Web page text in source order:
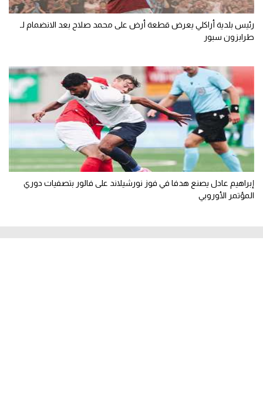
رئيس بلدية أراكلي يعرض قطعة أرض على محمد صلاح بعد الانضمام لـ
طرابزون سبور
إبراهيم عادل يصنع هدفا في فوز نورشيلاند على فالور بتصفيات دوري
المؤتمر الأوروبي